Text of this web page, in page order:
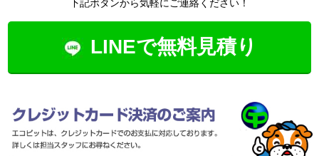
下記ボタンから気軽にご連絡ください！
LINEで無料見積り